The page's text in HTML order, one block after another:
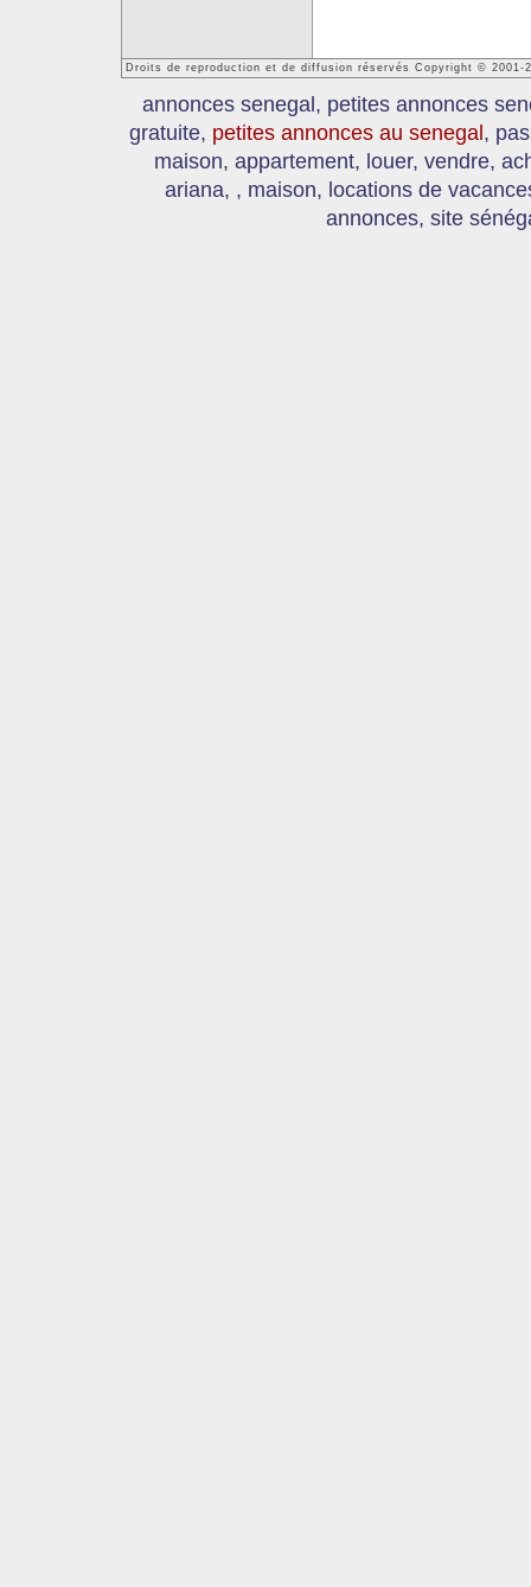
Droits de reproduction et de diffusion réservés Copyright © 2001-
annonces senegal, petites annonces
gratuite, petites annonces au senegal ,
maison, appartement, louer, vendre,
ariana, , maison, locations de
annonces, site